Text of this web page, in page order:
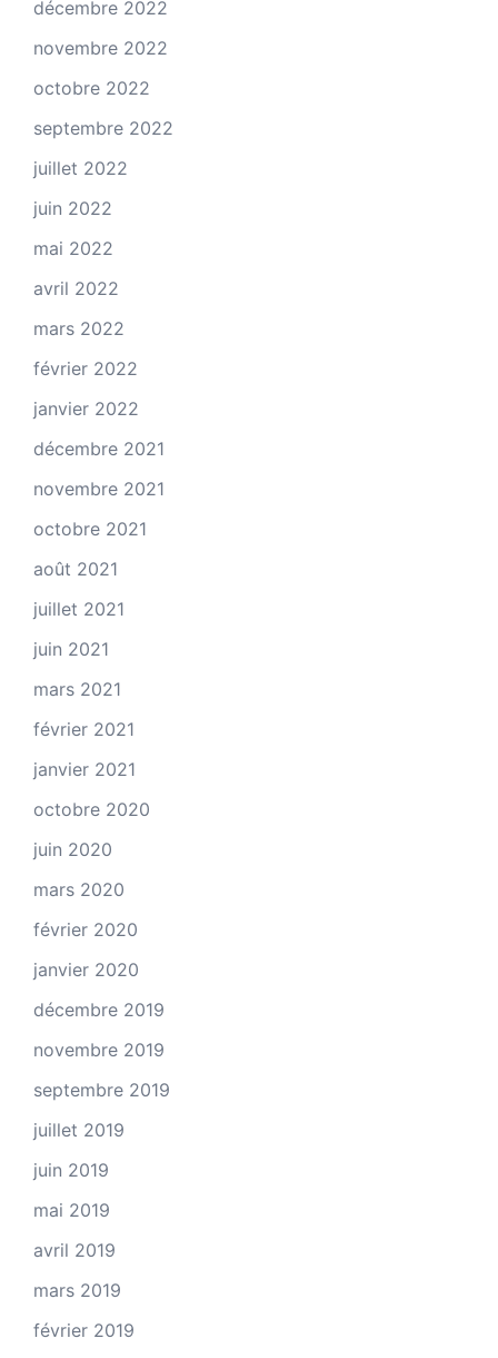
décembre 2022
novembre 2022
octobre 2022
septembre 2022
juillet 2022
juin 2022
mai 2022
avril 2022
mars 2022
février 2022
janvier 2022
décembre 2021
novembre 2021
octobre 2021
août 2021
juillet 2021
juin 2021
mars 2021
février 2021
janvier 2021
octobre 2020
juin 2020
mars 2020
février 2020
janvier 2020
décembre 2019
novembre 2019
septembre 2019
juillet 2019
juin 2019
mai 2019
avril 2019
mars 2019
février 2019